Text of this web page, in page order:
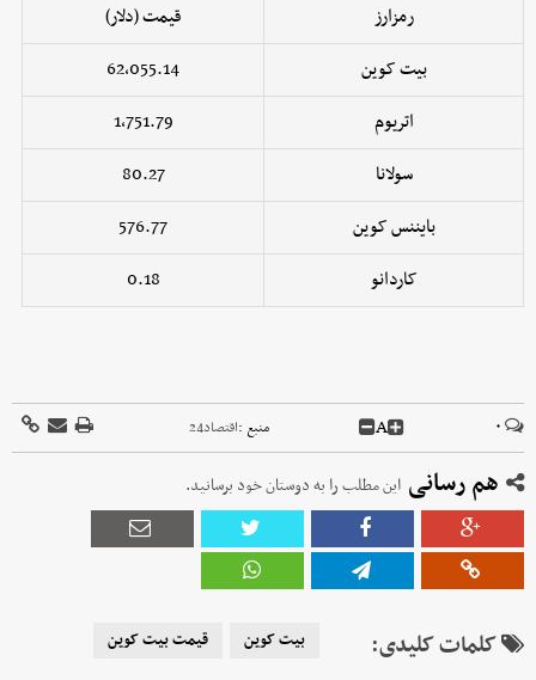
رمزارز
قیمت (دلار)
بیت کوین
62,055.14
اتریوم
1,751.79
سولانا
80.27
بایننس کوین
576.77
کاردانو
0.18
۰ A منبع :اقتصاد24
هم رسانی این مطلب را به دوستان خود برسانید.
کلمات کلیدی: بیت کوین قیمت بیت کوین